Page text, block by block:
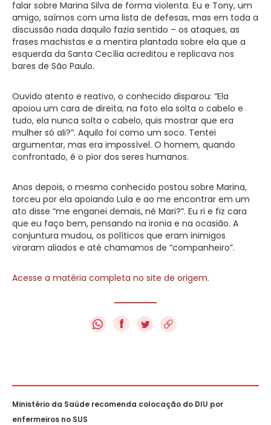
falar sobre Marina Silva de forma violenta. Eu e Tony, um
amigo, saímos com uma lista de defesas, mas em toda a
discussão nada daquilo fazia sentido – os ataques, as
frases machistas e a mentira plantada sobre ela que a
esquerda da Santa Cecília acreditou e replicava nos
bares de São Paulo.
Ouvido atento e reativo, o conhecido disparou: “Ela
apoiou um cara de direita, na foto ela solta o cabelo e
tudo, ela nunca solta o cabelo, quis mostrar que era
mulher só ali?”. Aquilo foi como um soco. Tentei
argumentar, mas era impossível. O homem, quando
confrontado, é o pior dos seres humanos.
Anos depois, o mesmo conhecido postou sobre Marina,
torceu por ela apoiando Lula e ao me encontrar em um
ato disse “me enganei demais, né Mari?”. Eu ri e fiz cara
que eu faço bem, pensando na ironia e na ocasião. A
conjuntura mudou, os políticos que eram inimigos
viraram aliados e até chamamos de “companheiro”.
Acesse a matéria completa no site de origem.
f
Ministério da Saúde recomenda colocação do DIU por
enfermeiros no SUS